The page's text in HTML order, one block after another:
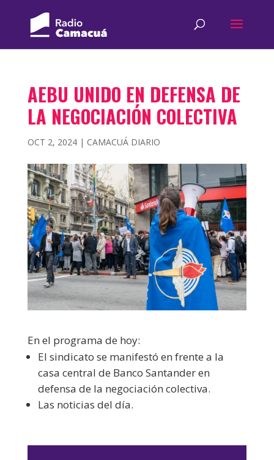
AEBU UNIDO EN DEFENSA DE
LA NEGOCIACIÓN COLECTIVA
OCT 2, 2024| CAMACUÁ DIARIO
En el programa de hoy:
El sindicato se manifestó en frente a la
casa central de Banco Santander en
defensa de la negociación colectiva.
Las noticias del día.